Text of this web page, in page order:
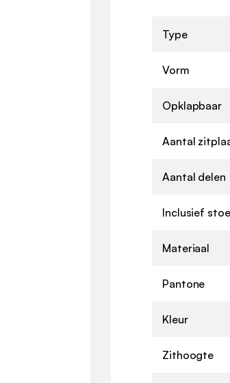
Type
Vorm
Opklapbaar
Aantal
Aantal delen
Inclusief
Materiaal
Pantone
Kleur
Zithoogte